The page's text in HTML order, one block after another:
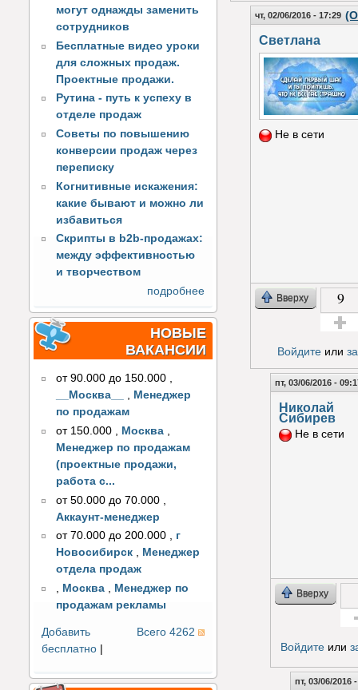
могут однажды заменить
сотрудников
Бесплатные видео уроки
для сложных продаж.
Проектные продажи.
Рутина - путь к успеху в
отделе продаж
Советы по повышению
конверсии продаж через
переписку
Когнитивные искажения:
какие бывают и можно ли
избавиться
Скрипты в b2b-продажах:
между эффективностью
и творчеством
подробнее
НОВЫЕ
ВАКАНСИИ
от 90.000 до 150.000 ,
__Москва__
, Менеджер
по продажам
от 150.000
Москва
Менеджер по продажам
(проектные продажи,
работа с...
от 50.000 до 70.000
Аккаунт-менеджер
от 70.000 до 200.000 , г
Новосибирск , Менеджер
отдела продаж
, Москва , Менеджер по
продажам рекламы
Всего 4262
Добавить
бесплатно
чт, 02/06/2016 - 17:29
Светлана
Не в сети
Вверху 9
Войдитеили
пт, 03/06/2016 -
Николай
Сибирев
Не в сети
Вверху
Войдитеили
пт, 03/06/2016